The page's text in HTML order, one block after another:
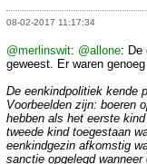
08-02-2017 11:17:34
@merlinswit: @allone: De
geweest. Er waren
De eenkindpolitiek kende
Voorbeelden zijn: boeren
hebben als het eerste
tweede kind toegestaan
eenkindgezin afkomstig
sanctie opgelegd